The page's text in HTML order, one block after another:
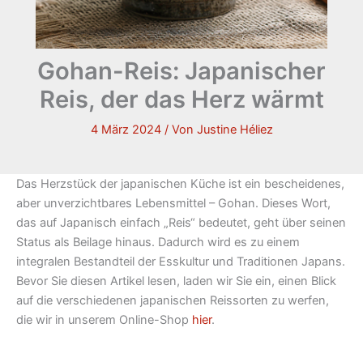
Gohan-Reis: Japanischer
Reis, der das Herz wärmt
4 März 2024 / Von Justine Héliez
Das Herzstück der japanischen Küche ist ein bescheidenes,
aber unverzichtbares Lebensmittel – Gohan. Dieses Wort,
das auf Japanisch einfach „Reis“ bedeutet, geht über seinen
Status als Beilage hinaus. Dadurch wird es zu einem
integralen Bestandteil der Esskultur und Traditionen Japans.
Bevor Sie diesen Artikel lesen, laden wir Sie ein, einen Blick
auf die verschiedenen japanischen Reissorten zu werfen,
die wir in unserem Online-Shop hier.